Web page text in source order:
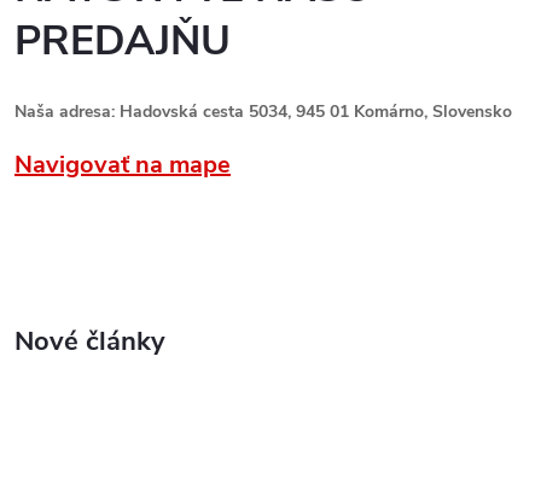
PREDAJŇU
Naša adresa: Hadovská cesta 5034, 945 01 Komárno, Slovensko
Navigovať na mape
Nové články